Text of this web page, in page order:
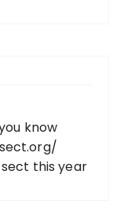
know
this year